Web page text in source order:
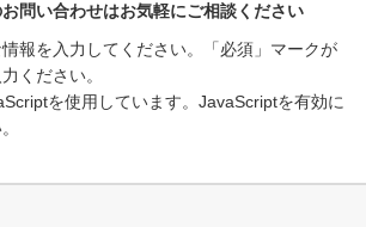
問い合わせはお気軽にご相談ください
報を入力してください。「必須」マークが
ください。
を使用しています。JavaScriptを有効に